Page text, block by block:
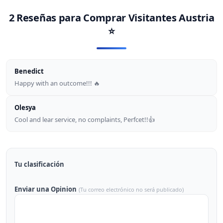
2 Reseñas para Comprar Visitantes Austria
⭐
Benedict
Happy with an outcome!!! 🔥
Olesya
Cool and lear service, no complaints, Perfcet!!👍
Tu clasificación
Enviar una Opinion (Tu correo electrónico no será publicado)